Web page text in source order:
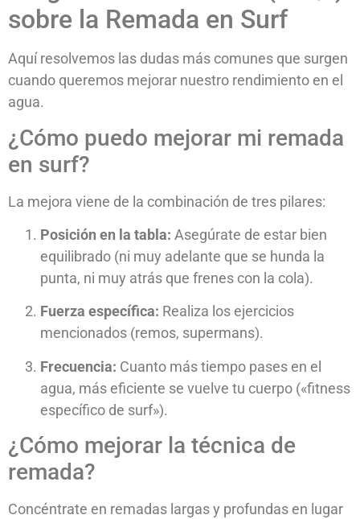
sobre la Remada en Surf
Aquí resolvemos las dudas más comunes que surgen
cuando queremos mejorar nuestro rendimiento en el
agua.
¿Cómo puedo mejorar mi remada
en surf?
La mejora viene de la combinación de tres pilares:
Posición en la tabla: Asegúrate de estar bien
equilibrado (ni muy adelante que se hunda la
punta, ni muy atrás que frenes con la cola).
Fuerza específica: Realiza los ejercicios
mencionados (remos, supermans).
Frecuencia: Cuanto más tiempo pases en el
agua, más eficiente se vuelve tu cuerpo («fitness
específico de surf»).
¿Cómo mejorar la técnica de
remada?
Concéntrate en remadas largas y profundas en lugar